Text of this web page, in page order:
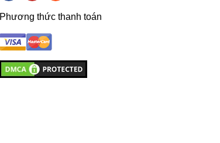
Phương thức thanh toán